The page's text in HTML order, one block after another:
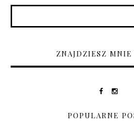
ZNAJDZIESZ MNIE
POPULARNE